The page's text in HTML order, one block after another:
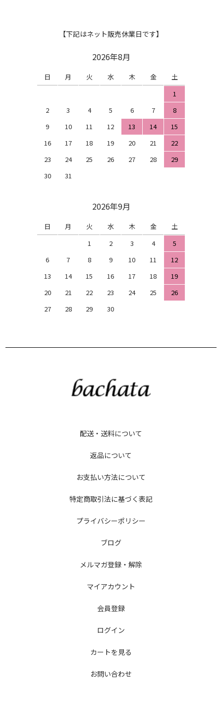
【下記はネット販売休業日です】
2026年8月
日 月 火 水 木 金
土
1
2
3 4 5 6 7
8
9
10 11 12 13 14
15
16
17 18 19 20 21
22
23
24 25 26 27 28
29
30
31
2026年9月
日 月 火 水 木 金
土
1
2 3 4
5
6
7 8 9 10 11
12
13
14 15 16 17 18
19
20
21 22 23 24 25
26
27
28 29 30
配送・送料について
返品について
お支払い方法について
特定商取引法に基づく表記
プライバシーポリシー
ブログ
メルマガ登録・解除
マイアカウント
会員登録
ログイン
カートを見る
お問い合わせ